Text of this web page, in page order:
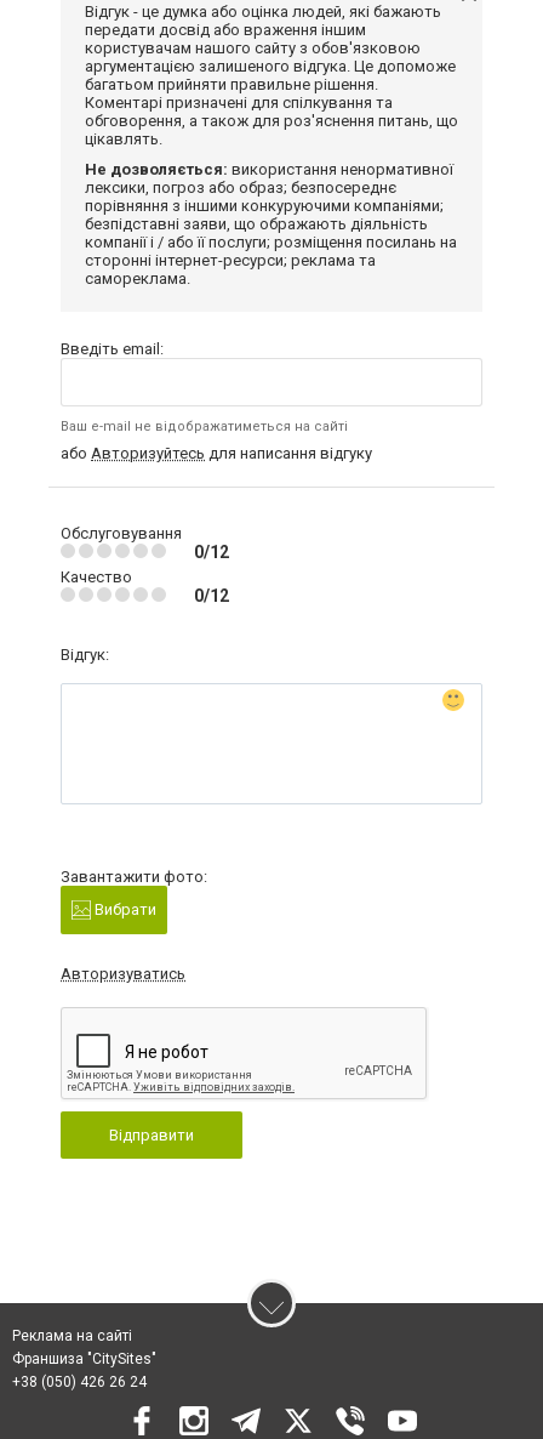
Відгук - це думка або оцінка людей, які бажають
передати досвід або враження іншим
користувачам нашого сайту з обов'язковою
аргументацією залишеного відгука. Це допоможе
багатьом прийняти правильне рішення.
Коментарі призначені для спілкування та
обговорення, а також для роз'яснення питань, що
цікавлять.
Не дозволяється: використання ненормативної
лексики, погроз або образ; безпосереднє
порівняння з іншими конкуруючими компаніями;
безпідставні заяви, що ображають діяльність
компанії і / або її послуги; розміщення посилань на
сторонні інтернет-ресурси; реклама та
самореклама.
Введіть email:
Ваш e-mail не відображатиметься на сайті
або Авторизуйтесь для написання відгуку
Обслуговування
0/12
Качество
0/12
Відгук:
Завантажити фото:
Вибрати
Авторизуватись
Відправити
Реклама на сайті
Франшиза "CitySites"
+38 (050) 426 26 24